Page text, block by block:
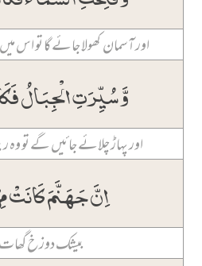
اور آسمان کھولا جائے گا تو
وَّ سُیِّرَتِ الۡجِبَالُ
اور پہاڑ چلائے جائیں گے تو
اِنَّ جَہَنَّمَ کَانَتۡ
بیشک دوزخ